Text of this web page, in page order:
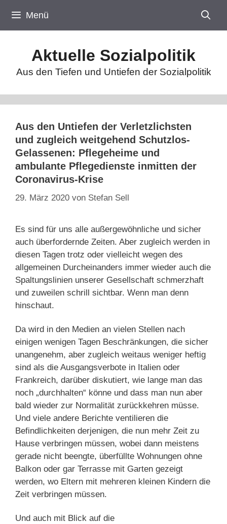
Inhalt
springen
Menü
Aktuelle Sozialpolitik
Aus den Tiefen und Untiefen der Sozialpolitik
Aus den Untiefen der Verletzlichsten
und zugleich weitgehend Schutzlos-
Gelassenen: Pflegeheime und
ambulante Pflegedienste inmitten der
Coronavirus-Krise
29. März 2020 von Stefan Sell
Es sind für uns alle außergewöhnliche und sicher
auch überfordernde Zeiten. Aber zugleich werden in
diesen Tagen trotz oder vielleicht wegen des
allgemeinen Durcheinanders immer wieder auch die
Spaltungslinien unserer Gesellschaft schmerzhaft
und zuweilen schrill sichtbar. Wenn man denn
hinschaut.
Da wird in den Medien an vielen Stellen nach
einigen wenigen Tagen Beschränkungen, die sicher
unangenehm, aber zugleich weitaus weniger heftig
sind als die Ausgangsverbote in Italien oder
Frankreich, darüber diskutiert, wie lange man das
noch „durchhalten“ könne und dass man nun aber
bald wieder zur Normalität zurückkehren müsse.
Und viele andere Berichte ventilieren die
Befindlichkeiten derjenigen, die nun mehr Zeit zu
Hause verbringen müssen, wobei dann meistens
gerade nicht beengte, überfüllte Wohnungen ohne
Balkon oder gar Terrasse mit Garten gezeigt
werden, wo Eltern mit mehreren kleinen Kindern die
Zeit verbringen müssen.
Und auch mit Blick auf die